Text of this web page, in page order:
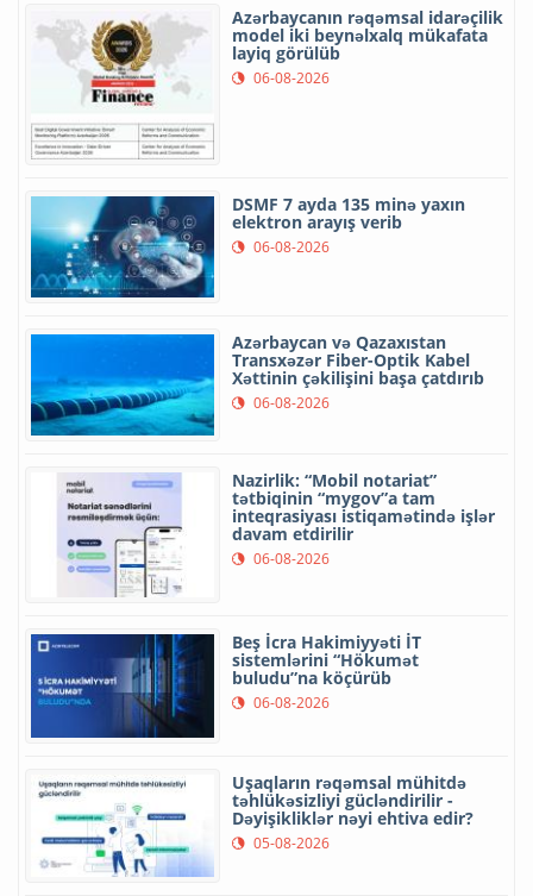
Azərbaycanın rəqəmsal idarəçilik
model iki beynəlxalq mükafata
layiq görülüb
06-08-2026
DSMF 7 ayda 135 minə yaxın
elektron arayış verib
06-08-2026
Azərbaycan və Qazaxıstan
Transxəzər Fiber-Optik Kabel
Xəttinin çəkilişini başa çatdırıb
06-08-2026
Nazirlik: “Mobil notariat”
tətbiqinin “mygov”a tam
inteqrasiyası istiqamətində işlər
davam etdirilir
06-08-2026
Beş İcra Hakimiyyəti İT
sistemlərini “Hökumət
buludu”na köçürüb
06-08-2026
Uşaqların rəqəmsal mühitdə
təhlükəsizliyi gücləndirilir -
Dəyişikliklər nəyi ehtiva edir?
05-08-2026